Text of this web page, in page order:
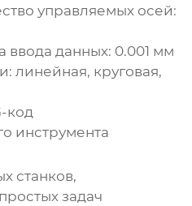
управляемых осей:
данных: 0.001 мм
линейная, круговая,
код
инструмента
станков,
задач